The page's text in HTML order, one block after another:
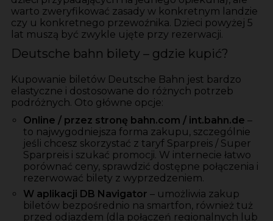
warto zweryfikować zasady w konkretnym landzie
czy u konkretnego przewoźnika. Dzieci powyżej 5
lat muszą być zwykle ujęte przy rezerwacji.
Deutsche bahn bilety – gdzie kupić?
Kupowanie biletów Deutsche Bahn jest bardzo
elastyczne i dostosowane do różnych potrzeb
podróżnych. Oto główne opcje:
Online / przez stronę bahn.com / int.bahn.de –
to najwygodniejsza forma zakupu, szczególnie
jeśli chcesz skorzystać z taryf Sparpreis / Super
Sparpreis i szukać promocji. W internecie łatwo
porównać ceny, sprawdzić dostępne połączenia i
rezerwować bilety z wyprzedzeniem.
W aplikacji DB Navigator – umożliwia zakup
biletów bezpośrednio na smartfon, również tuż
przed odjazdem (dla połączeń regionalnych lub